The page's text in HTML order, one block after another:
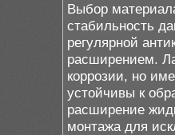
Выбор
стабильность
регулярной
расширением.
коррозии, но
устойчивы к
расширение
монтажа для